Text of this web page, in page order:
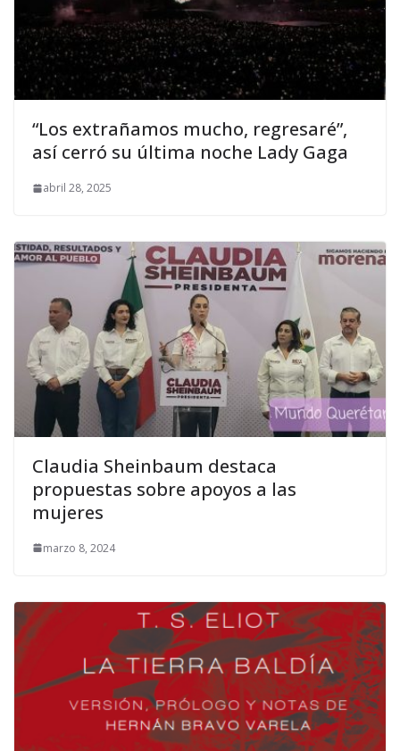
“Los extrañamos mucho, regresaré”,
así cerró su última noche Lady Gaga
abril 28, 2025
Claudia Sheinbaum destaca
propuestas sobre apoyos a las
mujeres
marzo 8, 2024